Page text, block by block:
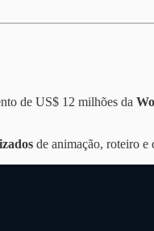
de US$ 12 milhões da
de animação, roteiro e